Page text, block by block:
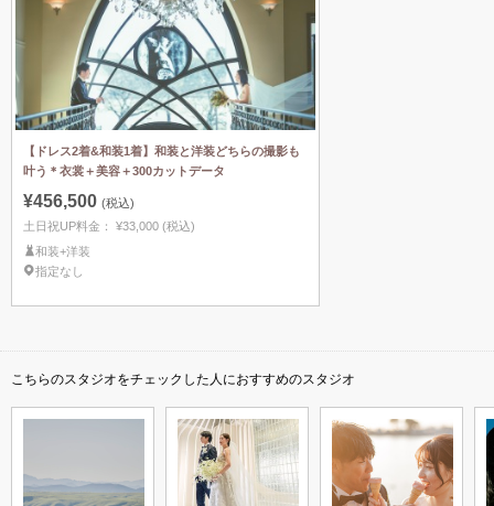
相談予約する
来店・オンライン
【ドレス2着&和装1着】和装と洋装どちらの撮影も
叶う＊衣裳＋美容＋300カットデータ
¥456,500 (税込)
土日祝UP料金：
¥33,000 (税込)
和装+洋装
指定なし
こちらのスタジオをチェックした人におすすめのスタジオ